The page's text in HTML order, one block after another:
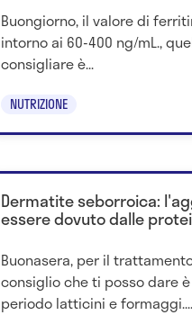
Buongiorno, il valore di
intorno ai 60-400 ng/mL.,
consigliare è...
NUTRIZIONE
Dermatite seborroica:
essere dovuto dalle
Buonasera, per il
consiglio che ti posso dare
periodo latticini e formaggi....